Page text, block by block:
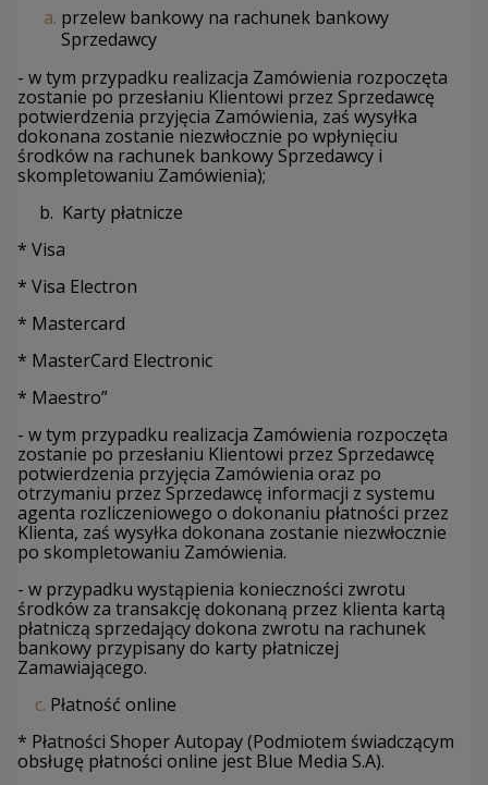
przelew bankowy na rachunek bankowy
Sprzedawcy
- w tym przypadku realizacja Zamówienia rozpoczęta
zostanie po przesłaniu Klientowi przez Sprzedawcę
potwierdzenia przyjęcia Zamówienia, zaś wysyłka
dokonana zostanie niezwłocznie po wpłynięciu
środków na rachunek bankowy Sprzedawcy i
skompletowaniu Zamówienia);
b. Karty płatnicze
* Visa
* Visa Electron
* Mastercard
* MasterCard Electronic
* Maestro”
- w tym przypadku realizacja Zamówienia rozpoczęta
zostanie po przesłaniu Klientowi przez Sprzedawcę
potwierdzenia przyjęcia Zamówienia oraz po
otrzymaniu przez Sprzedawcę informacji z systemu
agenta rozliczeniowego o dokonaniu płatności przez
Klienta, zaś wysyłka dokonana zostanie niezwłocznie
po skompletowaniu Zamówienia.
- w przypadku wystąpienia konieczności zwrotu
środków za transakcję dokonaną przez klienta kartą
płatniczą sprzedający dokona zwrotu na rachunek
bankowy przypisany do karty płatniczej
Zamawiającego.
c. Płatność online
* Płatności Shoper Autopay (Podmiotem świadczącym
obsługę płatności online jest Blue Media S.A).